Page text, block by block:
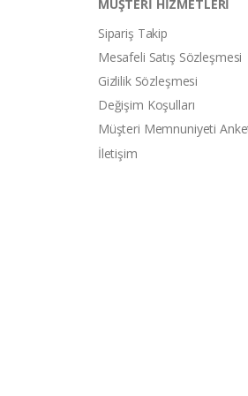
MÜŞTERİ HİZMETLERİ
Sipariş Takip
Mesafeli Satış Sözleşmesi
Gizlilik Sözleşmesi
Değişim Koşulları
Müşteri Memnuniyeti
İletişim